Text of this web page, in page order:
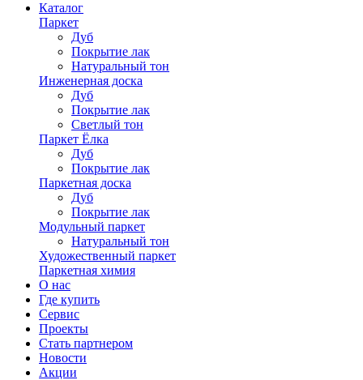
Каталог
Паркет
Дуб
Покрытие лак
Натуральный тон
Инженерная доска
Дуб
Покрытие лак
Светлый тон
Паркет Ёлка
Дуб
Покрытие лак
Паркетная доска
Дуб
Покрытие лак
Модульный паркет
Натуральный тон
Художественный паркет
Паркетная химия
О нас
Где купить
Сервис
Проекты
Стать партнером
Новости
Акции